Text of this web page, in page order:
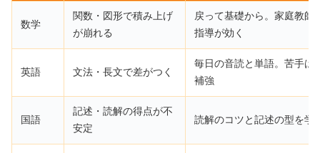
数学
関数・図形で積み上げ
が崩れる
戻って基礎から。家庭教師
指導が効く
英語 文法・長文で差がつく
毎日の音読と単語。苦手は
補強
国語
記述・読解の得点が不
安定
読解のコツと記述の型を学